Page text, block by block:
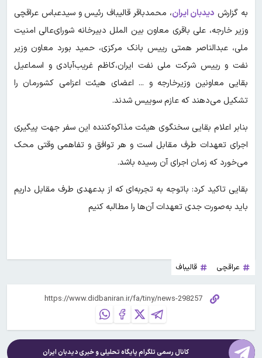
به گزارش دیدبان ایران، محمدباقر قالیباف رئیس و سیدعباس عراقچی
وزیر خارجه، علی باقری معاون بین الملل دبیرخانه شورای‌عالی امنیت
ملی، عبدالناصر همتی رییس بانک مرکزی، حمید بورد معاون وزیر
نفت و رییس شرکت ملی نفت ایران،کاظم غریب‌آبادی و اسماعیل
بقایی معاونین وزیرخارجه و ... اعضای هیئت اعزامی کشورمان را
تشکیل می‌دهند که عازم سوییس شدند.
بنابر اعلام بقایی سخنگوی هیئت مذاکره‌کننده این سفر جهت پیگیری
اجرای تعهدات طرف مقابل است و هر توافق و تفاهمی وقتی محک
می‌خورد که زمان اجرای آن رسیده باشد.‌
بقایی تاکید کرد: باتوجه به تجربه‌ای که از بدعهدی طرف مقابل داریم
باید به‌صورت جدی تعهدات آن‌ها را مطالبه کنیم
عراقچی قالیباف
کانال رسمی تلگرام پایگاه تحلیلی و خبریدیدبان ایران